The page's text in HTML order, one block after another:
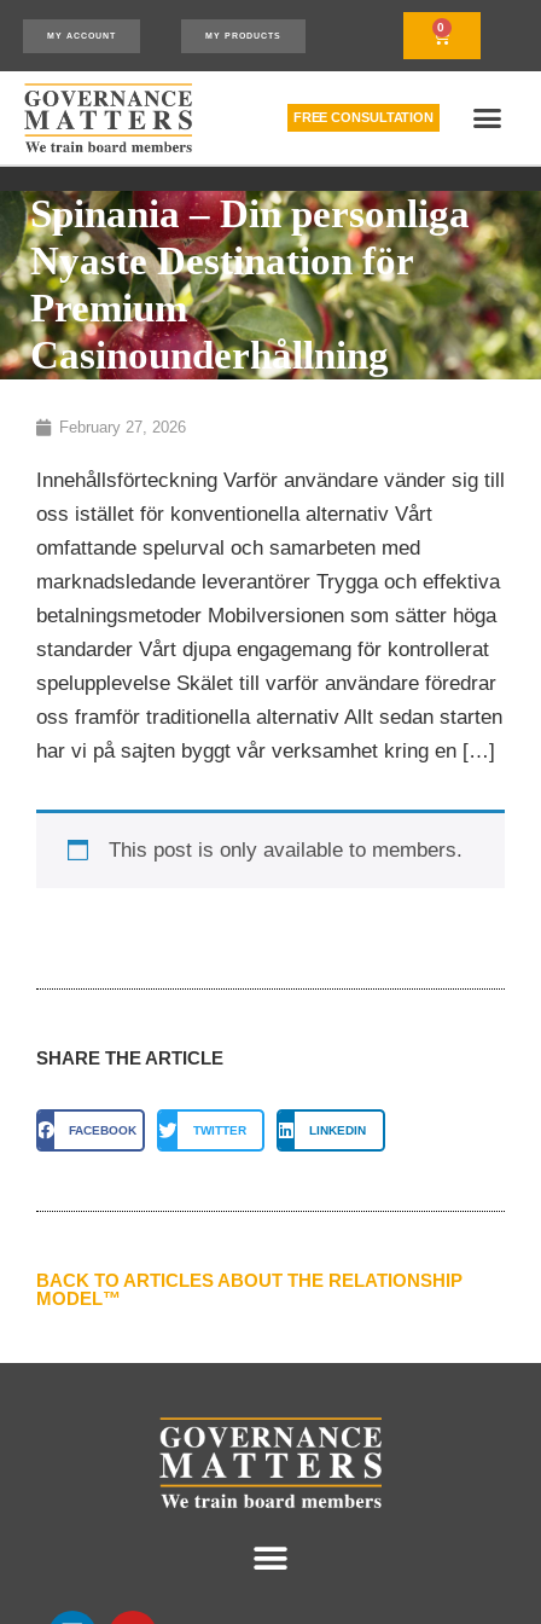
MY ACCOUNT MY PRODUCTS
0
FREE CONSULTATION
Spinania – Din personliga
Nyaste Destination för
Premium
Casinounderhållning
February 27, 2026
Innehållsförteckning Varför användare vänder sig till
oss istället för konventionella alternativ Vårt
omfattande spelurval och samarbeten med
marknadsledande leverantörer Trygga och effektiva
betalningsmetoder Mobilversionen som sätter höga
standarder Vårt djupa engagemang för kontrollerat
spelupplevelse Skälet till varför användare föredrar
oss framför traditionella alternativ Allt sedan starten
har vi på sajten byggt vår verksamhet kring en […]
This post is only available to members.
SHARE THE ARTICLE
FACEBOOK TWITTER LINKEDIN
BACK TO ARTICLES ABOUT THE RELATIONSHIP
MODEL™